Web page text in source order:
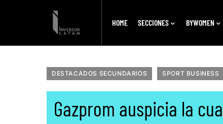
HOME SECCIONES BYWOMEN
DESTACADOS SECUNDARIOS SPORT BUSINESS
Gazprom auspicia la